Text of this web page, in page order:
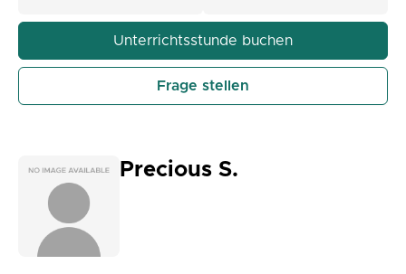
unterstütze Sie bei jedem Schritt. Ich glaube, dass
das Erlernen von Englisch angenehm, ermutigend
und praktisch sein sollte. Mein Ziel ist es, jedem
Schüler zu helfen, sich im täglichen Leben sicher im
Unterrichtsstunde buchen
Frage stellen
Precious S.